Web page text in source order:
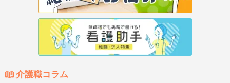
介護職コラム